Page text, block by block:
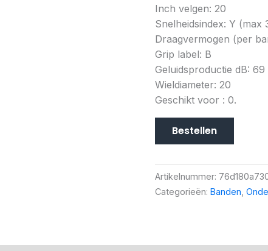
Inch velgen: 20
Snelheidsindex: Y (max
Draagvermogen (per
Grip label: B
Geluidsproductie dB: 69
Wieldiameter: 20
Geschikt voor : 0.
Bestellen
Artikelnummer:
Categorieën: Banden